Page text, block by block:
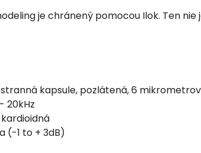
je chránený pomocou Ilok. Ten
kapsule, pozlátená, 6
20kHz
(-1 to + 3dB)